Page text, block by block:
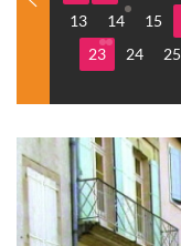
13
14 15
23
24 25